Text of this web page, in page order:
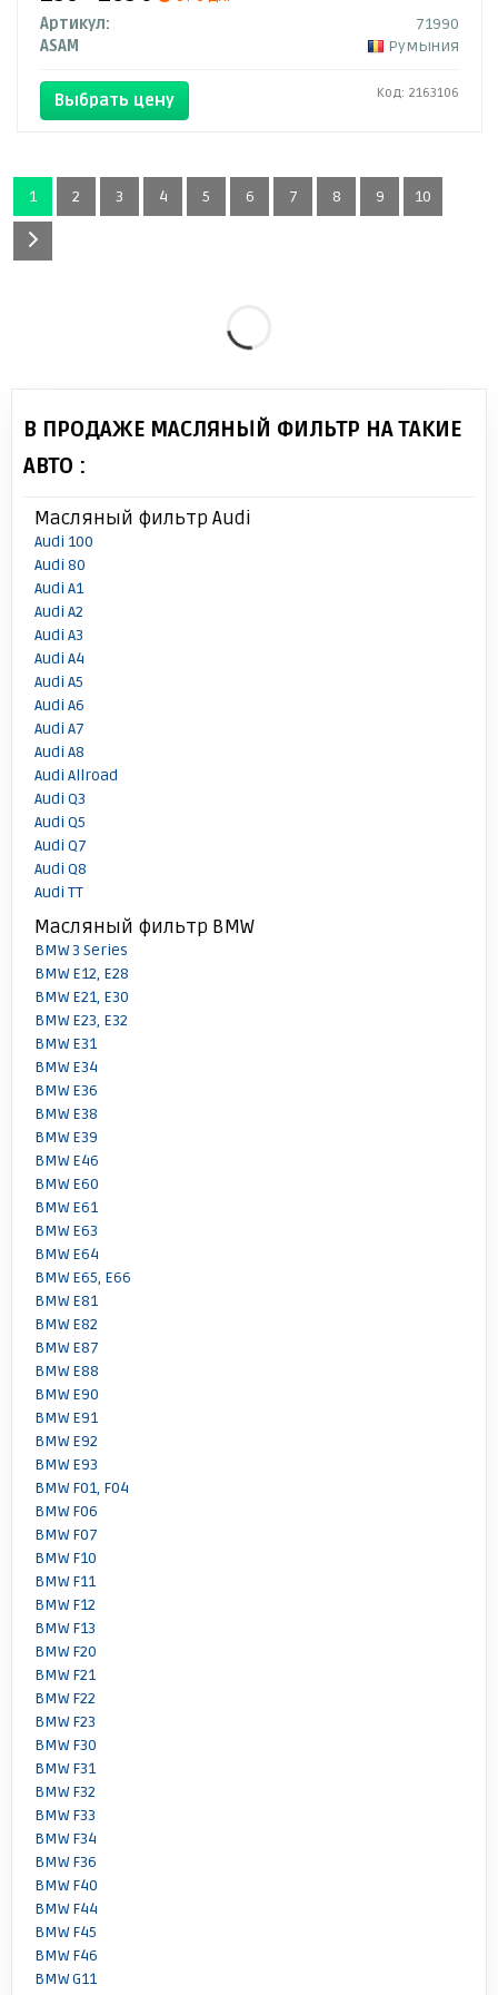
Артикул:
71990
ASAM
Румыния
Выбрать цену Код: 2163106
1 2 3 4 5 6 7 8 9 10
В ПРОДАЖЕ МАСЛЯНЫЙ ФИЛЬТР НА ТАКИЕ
АВТО :
Масляный фильтр Audi
Audi 100
Audi 80
Audi A1
Audi A2
Audi A3
Audi A4
Audi A5
Audi A6
Audi A7
Audi A8
Audi Allroad
Audi Q3
Audi Q5
Audi Q7
Audi Q8
Audi TT
Масляный фильтр BMW
BMW 3 Series
BMW E12, E28
BMW E21, E30
BMW E23, E32
BMW E31
BMW E34
BMW E36
BMW E38
BMW E39
BMW E46
BMW E60
BMW E61
BMW E63
BMW E64
BMW E65, E66
BMW E81
BMW E82
BMW E87
BMW E88
BMW E90
BMW E91
BMW E92
BMW E93
BMW F01, F04
BMW F06
BMW F07
BMW F10
BMW F11
BMW F12
BMW F13
BMW F20
BMW F21
BMW F22
BMW F23
BMW F30
BMW F31
BMW F32
BMW F33
BMW F34
BMW F36
BMW F40
BMW F44
BMW F45
BMW F46
BMW G11